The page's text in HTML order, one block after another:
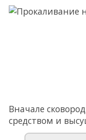
Вначале
средством и